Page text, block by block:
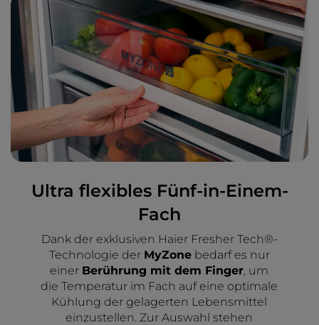
Ultra flexibles Fünf-in-Einem-
Fach
Dank der exklusiven Haier Fresher Tech®-
Technologie der MyZonebedarf es nur
einer Berührung mit dem Finger , um
die Temperatur im Fach auf eine optimale
Kühlung der gelagerten Lebensmittel
einzustellen. Zur Auswahl stehen